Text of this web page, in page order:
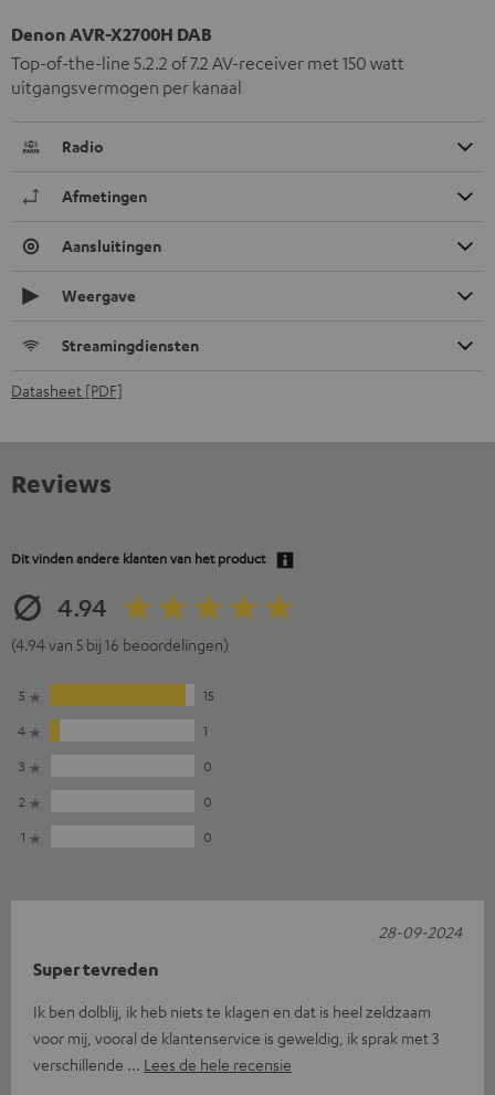
Denon AVR-X2700H DAB
Top-of-the-line 5.2.2 of 7.2 AV-receiver met 150 watt
uitgangsvermogen per kanaal
Radio
Afmetingen
Aansluitingen
Weergave
Streamingdiensten
Datasheet [PDF]
Reviews
Dit vinden andere klanten van het product
4.94
(4.94 van 5 bij 16 beoordelingen)
5
15
4
1
3
0
2
0
1
0
Super tevreden
Ik ben dolblij, ik heb niets te klagen en dat is heel zeldzaam
voor mij, vooral de klantenservice is geweldig, ik sprak met 3
verschillende
Lees de hele recensie
28-09-2024